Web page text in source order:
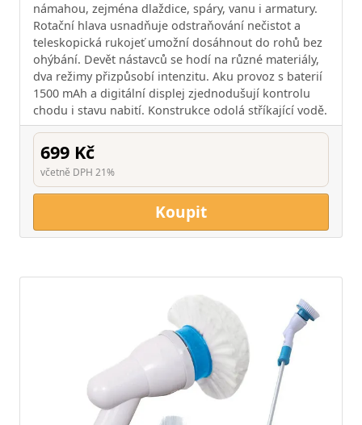
námahou, zejména dlaždice, spáry, vanu i armatury.
Rotační hlava usnadňuje odstraňování nečistot a
teleskopická rukojeť umožní dosáhnout do rohů bez
ohýbání. Devět nástavců se hodí na různé materiály,
dva režimy přizpůsobí intenzitu. Aku provoz s baterií
1500 mAh a digitální displej zjednodušují kontrolu
chodu i stavu nabití. Konstrukce odolá stříkající vodě.
699 Kč
včetně DPH 21%
Koupit